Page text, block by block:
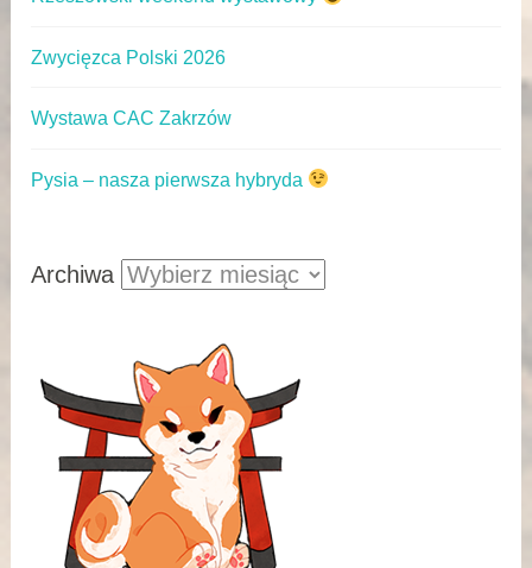
Zwycięzca Polski 2026
Wystawa CAC Zakrzów
Pysia – nasza pierwsza hybryda
Archiwa